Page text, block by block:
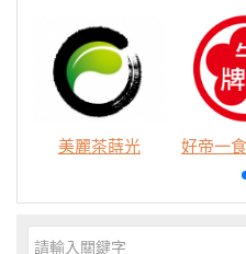
美麗茶蒔光